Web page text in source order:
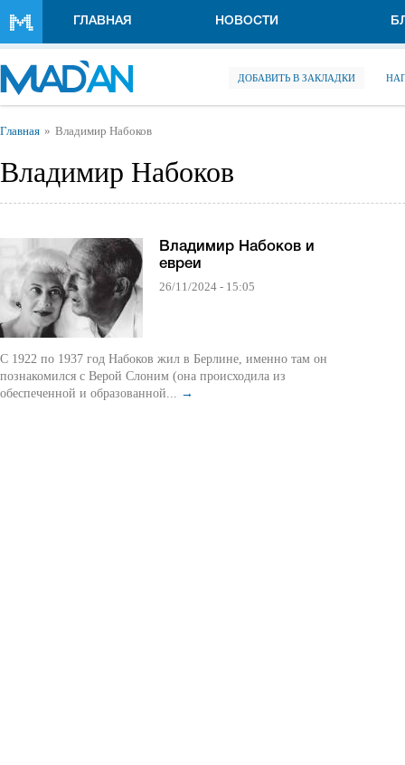
ГЛАВНАЯ НОВОСТИ
ДОБАВИТЬ В ЗАКЛАДКИ
Вы здесь
Главная Владимир Набоков
Владимир Набоков
Владимир Набоков и
евреи
26/11/2024 - 15:05
С 1922 по 1937 год Набоков жил в Берлине, именно там он
познакомился с Верой Слоним (она происходила из
обеспеченной и образованной... →